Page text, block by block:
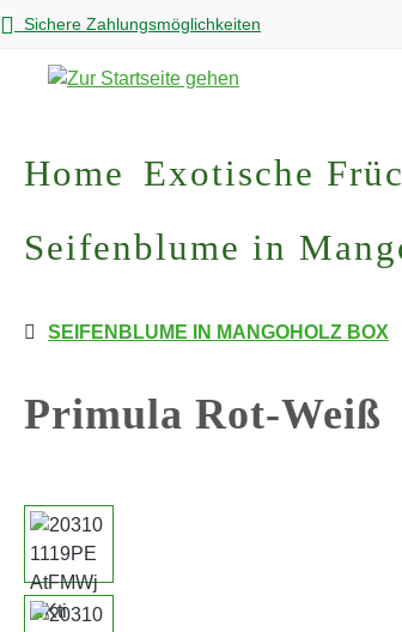
Hauptinhalt springen
Zur Suche springen
Zur Hauptnavigation springen
Sichere Zahlungsmöglichkeiten
Home Exotische
Seifenblume in
SEIFENBLUME IN MANGOHOLZ BOX
Primula Rot-Weiß
Bildergalerie überspringen